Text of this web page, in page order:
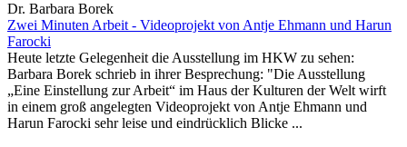
Dr. Barbara Borek
Zwei Minuten Arbeit - Videoprojekt von Antje Ehmann und Harun
Farocki
Heute letzte Gelegenheit die Ausstellung im HKW zu sehen:
Barbara Borek schrieb in ihrer Besprechung: "Die Ausstellung
„Eine Einstellung zur Arbeit“ im Haus der Kulturen der Welt wirft
in einem groß angelegten Videoprojekt von Antje Ehmann und
Harun Farocki sehr leise und eindrücklich Blicke ...